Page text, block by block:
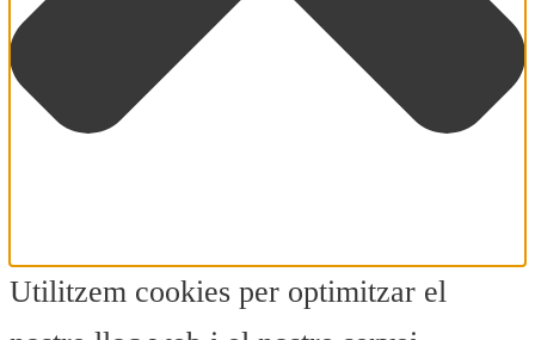
Utilitzem cookies per optimitzar el